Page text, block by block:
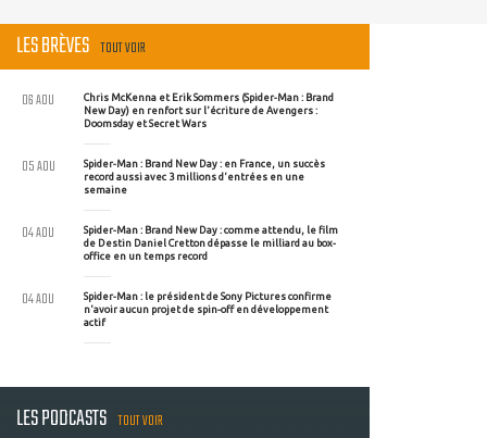
LES BRÈVES TOUT VOIR
Chris McKenna et Erik Sommers (Spider-Man : Brand
New Day) en renfort sur l'écriture de Avengers :
Doomsday et Secret Wars
06 AOU
Spider-Man : Brand New Day : en France, un succès
record aussi avec 3 millions d'entrées en une
semaine
05 AOU
Spider-Man : Brand New Day : comme attendu, le film
de Destin Daniel Cretton dépasse le milliard au box-
office en un temps record
04 AOU
Spider-Man : le président de Sony Pictures confirme
n'avoir aucun projet de spin-off en développement
actif
04 AOU
LES PODCASTS TOUT VOIR